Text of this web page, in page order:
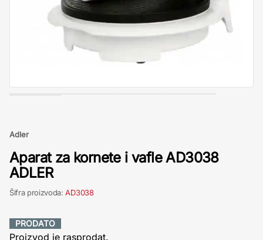
Adler
Aparat za kornete i vafle AD3038
ADLER
Šifra proizvoda:AD3038
PRODATO
Proizvod je rasprodat.